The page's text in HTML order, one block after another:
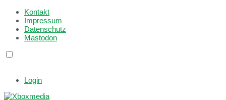
Kontakt
Impressum
Datenschutz
Mastodon
Login